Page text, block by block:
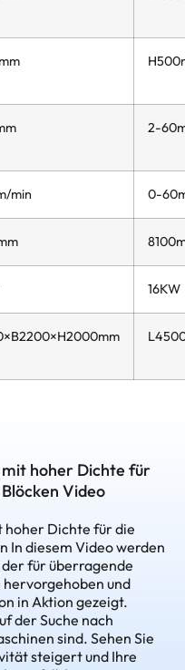
2-
min 0-
16KW
mit hoher Dichte für
Video
hoher Dichte für die
In diesem Video werden
für überragende
und
in Aktion gezeigt.
der Suche nach
sind. Sehen Sie
steigert und Ihre